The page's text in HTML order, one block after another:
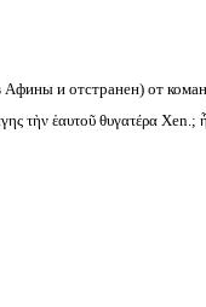
Афины и отстранен) от
τὴν ἑαυτοῦ θυγατέρα Xen.;